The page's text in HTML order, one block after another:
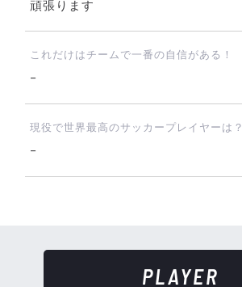
頑張ります
これだけはチームで一番の自信がある！
−
現役で世界最高のサッカープレイヤーは？
−
PLAYER